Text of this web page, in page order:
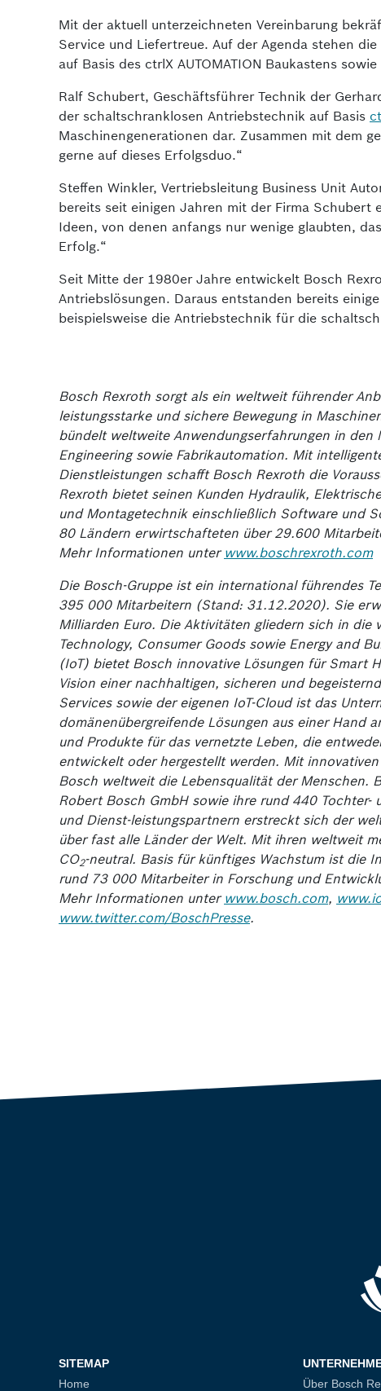
Mit der aktuell unterzeichneten Vereinbarung
Service und Liefertreue. Auf der Agenda stehen
auf Basis des ctrlX AUTOMATION Baukastens
Ralf Schubert, Geschäftsführer Technik der
der schaltschranklosen Antriebstechnik auf Basis
Maschinengene­rationen dar. Zusammen mit dem
gerne auf dieses Erfolgsduo.“
Steffen Winkler, Vertriebs­leitung Business Unit
bereits seit einigen Jahren mit der Firma Schu­bert
Ideen, von denen anfangs nur wenige glaubten,
Erfolg.“
Seit Mitte der 1980er Jahre entwickelt Bosch
Antriebslösungen. Daraus entstanden bereits
beispielsweise die Antriebstechnik für die
Bosch Rexroth sorgt als ein weltweit führender
leistungsstarke und sichere Bewegung in
bündelt weltweite Anwendungserfahrungen in den
Engineering sowie Fabrikautomation. Mit
Dienstleistungen schafft Bosch Rexroth die
Rexroth bietet seinen Kunden Hydraulik,
und Montagetechnik einschließlich Software und
80 Ländern erwirtschafteten über 29.600
Mehr Informationen unter www.boschrexroth.com
Die Bosch-Gruppe ist ein international führendes
395 000 Mitarbeitern (Stand: 31.12.2020). Sie
Milliarden Euro. Die Aktivitäten gliedern sich in
Technology, Consumer Goods sowie Energy and
(IoT) bietet Bosch innovative Lösungen für Smart
Vision einer nachhaltigen, sicheren und
Services sowie der eigenen IoT-Cloud ist das
domänenübergreifende Lösungen aus einer Hand
und Produkte für das vernetzte Leben, die
entwickelt oder hergestellt werden. Mit
Bosch weltweit die Lebensqualität der Menschen.
Robert Bosch GmbH sowie ihre rund 440
und Dienst-leistungspartnern erstreckt sich der
über fast alle Länder der Welt. Mit ihren weltweit
CO2-neutral. Basis für künftiges Wachstum ist die
rund 73 000 Mitarbeiter in Forschung und
Mehr Informationen unter www.bosch.com,
www.twitter.com/BoschPresse.
SITEMAP
Home
Über Bosch